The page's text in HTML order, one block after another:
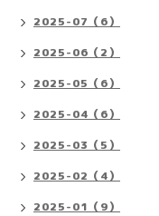
2025-07（6）
2025-06（2）
2025-05（6）
2025-04（6）
2025-03（5）
2025-02（4）
2025-01（9）